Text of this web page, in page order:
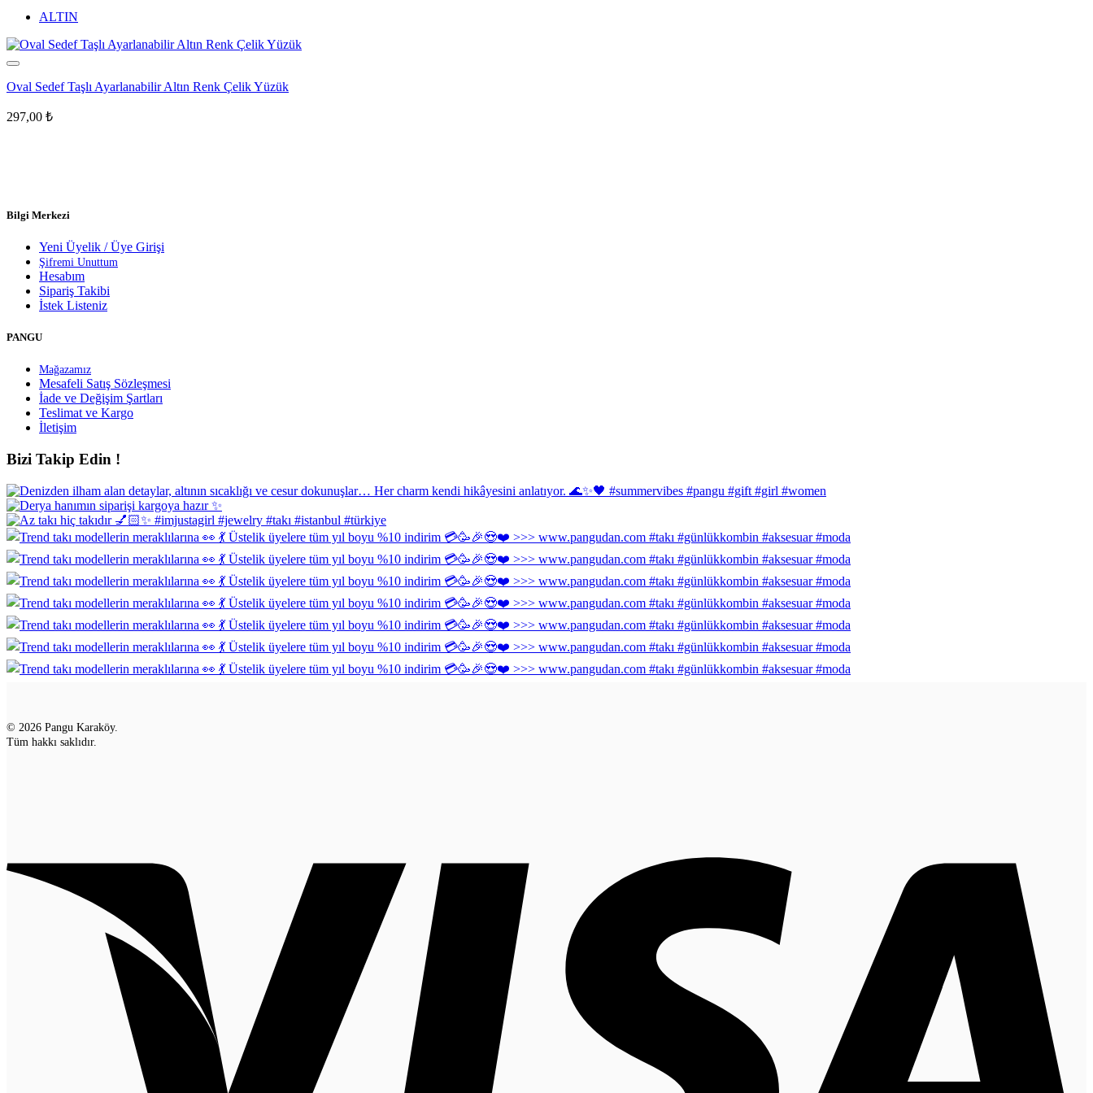
ALTIN
Oval Sedef Taşlı Ayarlanabilir Altın Renk Çelik Yüzük
297,00 ₺
Bilgi Merkezi
Yeni Üyelik / Üye Girişi
Şifremi Unuttum
Hesabım
Sipariş Takibi
İstek Listeniz
PANGU
Mağazamız
Mesafeli Satış Sözleşmesi
İade ve Değişim Şartları
Teslimat ve Kargo
İletişim
Bizi Takip Edin !
© 2026 Pangu Karaköy.
Tüm hakkı saklıdır.